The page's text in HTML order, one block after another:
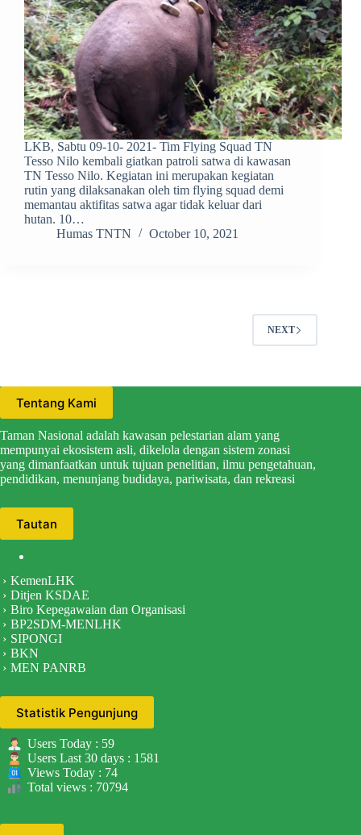
LKB, Sabtu 09-10- 2021- Tim Flying Squad TN
Tesso Nilo kembali giatkan patroli satwa di kawasan
TN Tesso Nilo. Kegiatan ini merupakan kegiatan
rutin yang dilaksanakan oleh tim flying squad demi
memantau aktifitas satwa agar tidak keluar dari
hutan. 10…
Humas TNTN
October 10, 2021
NEXT
Tentang Kami
Taman Nasional adalah kawasan pelestarian alam yang
mempunyai ekosistem asli, dikelola dengan sistem zonasi
yang dimanfaatkan untuk tujuan penelitian, ilmu pengetahuan,
pendidikan, menunjang budidaya, pariwisata, dan rekreasi
Tautan
KemenLHK
Ditjen KSDAE
Biro Kepegawaian dan Organisasi
BP2SDM-MENLHK
SIPONGI
BKN
MEN PANRB
Statistik Pengunjung
Users Today : 59
Users Last 30 days : 1581
Views Today : 74
Total views : 70794